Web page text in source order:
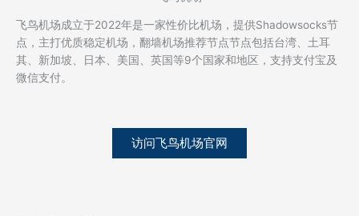
飞鸟机场成立于2022年是一家性价比机场，提供Shadowsocks节
点，主打优质稳定机场，翻墙机场推荐节点节点包括台湾、土耳
其、新加坡、日本、美国、英国等9个国家和地区，支持支付宝及
微信支付。
访问飞鸟机场官网